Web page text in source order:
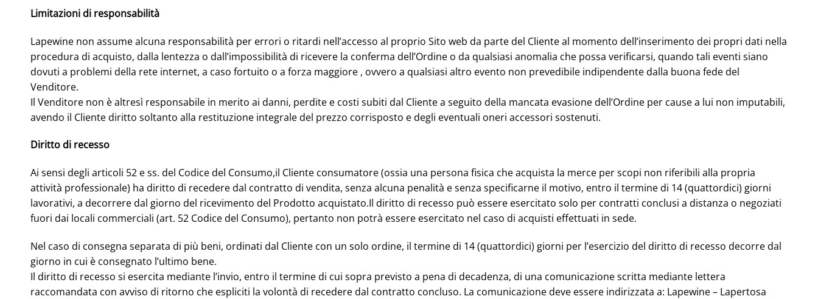
Limitazioni di responsabilità
Lapewine non assume alcuna responsabilità per errori o ritardi nell’accesso al proprio Sito web da parte del Cliente al momento dell’inserimento dei propri dati nella
procedura di acquisto, dalla lentezza o dall’impossibilità di ricevere la conferma dell’Ordine o da qualsiasi anomalia che possa verificarsi, quando tali eventi siano
dovuti a problemi della rete internet, a caso fortuito o a forza maggiore , ovvero a qualsiasi altro evento non prevedibile indipendente dalla buona fede del
Venditore.
Il Venditore non è altresì responsabile in merito ai danni, perdite e costi subiti dal Cliente a seguito della mancata evasione dell’Ordine per cause a lui non imputabili,
avendo il Cliente diritto soltanto alla restituzione integrale del prezzo corrisposto e degli eventuali oneri accessori sostenuti.
Diritto di recesso
Ai sensi degli articoli 52 e ss. del Codice del Consumo,il Cliente consumatore (ossia una persona fisica che acquista la merce per scopi non riferibili alla propria
attività professionale) ha diritto di recedere dal contratto di vendita, senza alcuna penalità e senza specificarne il motivo, entro il termine di 14 (quattordici) giorni
lavorativi, a decorrere dal giorno del ricevimento del Prodotto acquistato.Il diritto di recesso può essere esercitato solo per contratti conclusi a distanza o negoziati
fuori dai locali commerciali (art. 52 Codice del Consumo), pertanto non potrà essere esercitato nel caso di acquisti effettuati in sede.
Nel caso di consegna separata di più beni, ordinati dal Cliente con un solo ordine, il termine di 14 (quattordici) giorni per l’esercizio del diritto di recesso decorre dal
giorno in cui è consegnato l’ultimo bene.
Il diritto di recesso si esercita mediante l’invio, entro il termine di cui sopra previsto a pena di decadenza, di una comunicazione scritta mediante lettera
raccomandata con avviso di ritorno che espliciti la volontà di recedere dal contratto concluso. La comunicazione deve essere indirizzata a: Lapewine – Lapertosa